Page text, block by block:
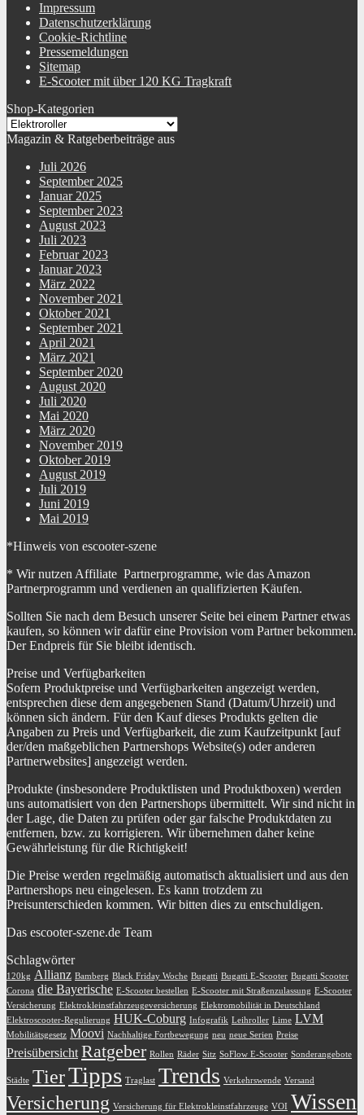
Impressum
Datenschutzerklärung
Cookie-Richtline
Pressemeldungen
Sitemap
E-Scooter mit über 120 KG Tragkraft
Shop-Kategorien
Magazin & Ratgeberbeiträge aus
Juli 2026
September 2025
Januar 2025
September 2023
August 2023
Juli 2023
Februar 2023
Januar 2023
März 2022
November 2021
Oktober 2021
September 2021
April 2021
März 2021
September 2020
August 2020
Juli 2020
Mai 2020
März 2020
November 2019
Oktober 2019
August 2019
Juli 2019
Juni 2019
Mai 2019
*Hinweis von escooter-szene
* Wir nutzen Affiliate Partnerprogramme, wie das Amazon
Partnerprogramm und verdienen an qualifizierten Käufen.
Sollten Sie nach dem Besuch unserer Seite bei einem Partner etwas
kaufen, so können wir dafür eine Provision vom Partner bekommen.
Der Endpreis für Sie bleibt identisch.
Preise und Verfügbarkeiten
Sofern Produktpreise und Verfügbarkeiten angezeigt werden,
entsprechen diese dem angegebenen Stand (Datum/Uhrzeit) und
können sich ändern. Für den Kauf dieses Produkts gelten die
Angaben zu Preis und Verfügbarkeit, die zum Kaufzeitpunkt [auf
der/den maßgeblichen Partnershops Website(s) oder anderen
Partnerwebsites] angezeigt werden.
Produkte (insbesondere Produktlisten und Produktboxen) werden
uns automatisiert von den Partnershops übermittelt. Wir sind nicht in
der Lage, die Daten zu prüfen oder gar falsche Produktdaten zu
entfernen, bzw. zu korrigieren. Wir übernehmen daher keine
Gewährleistung für die Richtigkeit!
Die Preise werden regelmäßig automatisch aktualisiert und aus den
Partnershops neu eingelesen. Es kann trotzdem zu
Preisunterschieden kommen. Wir bitten dies zu entschuldigen.
Das escooter-szene.de Team
Schlagwörter
120kg Allianz Bamberg Black Friday Woche Bugatti Bugatti E-Scooter Bugatti Scooter
Corona die Bayerische E-Scooter bestellen E-Scooter mit Straßenzulassung E-Scooter
Versicherung Elektrokleinstfahrzeugeversicherung Elektromobilität in Deutschland
Elektroscooter-Regulierung HUK-Coburg Infografik Leihroller Lime LVM
Mobilitätsgesetz Moovi Nachhaltige Fortbewegung neu neue Serien Preise
Preisübersicht Ratgeber Rollen Räder Sitz SoFlow E-Scooter Sonderangebote
Städte TierTipps Traglast Trends Verkehrswende Versand
Versicherung Versicherung für Elektrokleinstfahrzeuge VOI Wissen